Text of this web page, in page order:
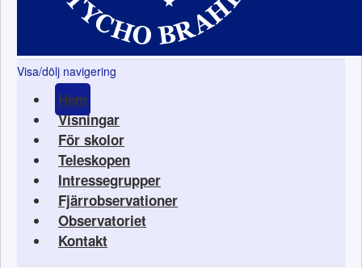
Visa/dölj navigering
Hem
Visningar
För skolor
Teleskopen
Intressegrupper
Fjärrobservationer
Observatoriet
Kontakt